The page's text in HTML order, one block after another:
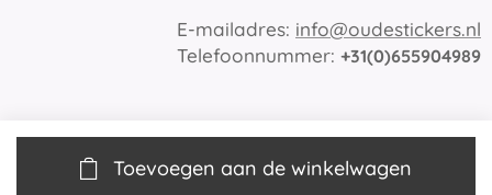
Toevoegen aan de winkelwagen
E-mailadres: info@oudestickers.nl
Telefoonnummer: +31(0)655904989